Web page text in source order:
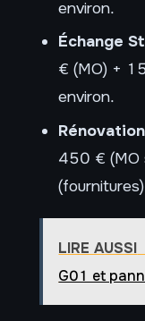
environ.
Échange
€ (MO) +
environ.
450 € (MO
LIRE AUSSI
G01 et